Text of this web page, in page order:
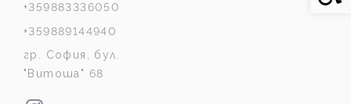
+359883336050
+359889144940
гр. София, бул.
"Витоша" 68